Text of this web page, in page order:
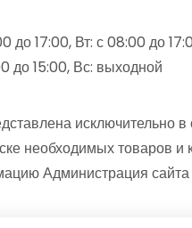
до 17:00, Вт: с 08:00 до
до 15:00, Вс: выходной
исключительно
необходимых товаров
Администрация сайта